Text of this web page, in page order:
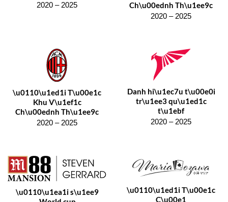
2020 – 2025 Ch\u00ednh Th\u1ee9c
2020 – 2025
\u0110\u1ed1i T\u00e1c
Khu V\u1ef1c
Ch\u00ednh Th\u1ee9c
2020 – 2025
Danh hi\u1ec7u t\u00e0i
tr\u1ee3 qu\u1ed1c
t\u1ebf
2020 – 2025
\u0110\u1ea1i s\u1ee9
\u0110\u1ed1i T\u00e1c
C\u00e1